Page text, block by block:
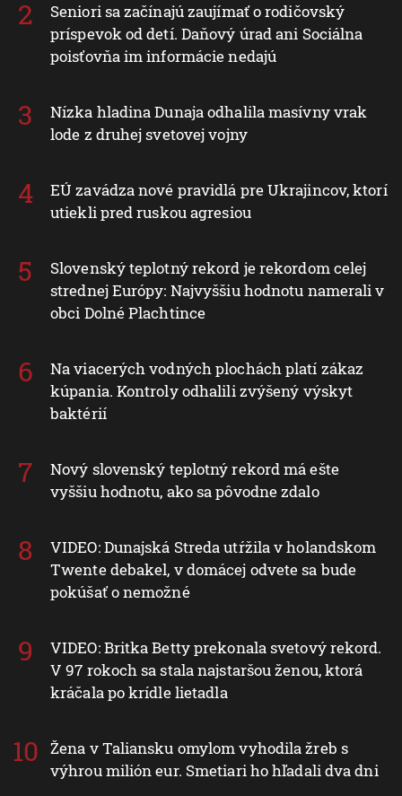
Seniori sa začínajú zaujímať o rodičovský
príspevok od detí. Daňový úrad ani Sociálna
poisťovňa im informácie nedajú
Nízka hladina Dunaja odhalila masívny vrak
lode z druhej svetovej vojny
EÚ zavádza nové pravidlá pre Ukrajincov, ktorí
utiekli pred ruskou agresiou
Slovenský teplotný rekord je rekordom celej
strednej Európy: Najvyššiu hodnotu namerali v
obci Dolné Plachtince
Na viacerých vodných plochách platí zákaz
kúpania. Kontroly odhalili zvýšený výskyt
baktérií
Nový slovenský teplotný rekord má ešte
vyššiu hodnotu, ako sa pôvodne zdalo
VIDEO: Dunajská Streda utŕžila v holandskom
Twente debakel, v domácej odvete sa bude
pokúšať o nemožné
VIDEO: Britka Betty prekonala svetový rekord.
V 97 rokoch sa stala najstaršou ženou, ktorá
kráčala po krídle lietadla
Žena v Taliansku omylom vyhodila žreb s
výhrou milión eur. Smetiari ho hľadali dva dni